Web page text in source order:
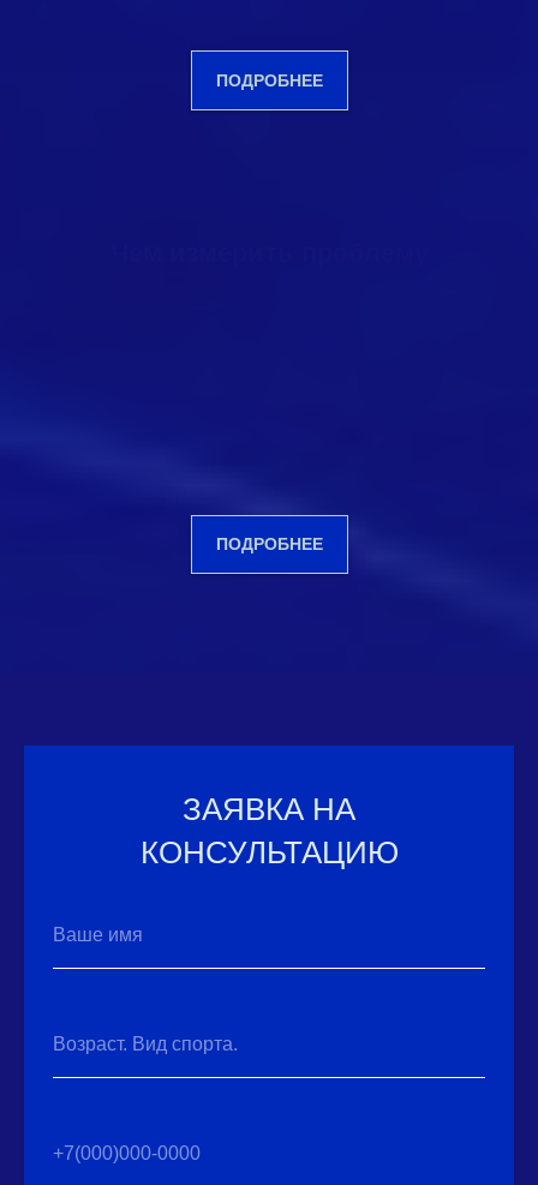
ПОДРОБНЕЕ
ПОДРОБНЕЕ
ЗАЯВКА НА
КОНСУЛЬТАЦИЮ
Ваше имя
Возраст. Вид спорта.
+7(000)000-0000